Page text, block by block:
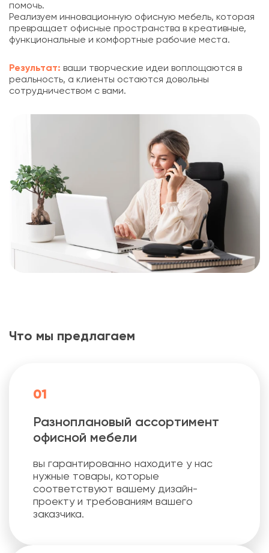
помочь.
Реализуем инновационную офисную мебель, которая
превращает офисные пространства в креативные,
функциональные и комфортные рабочие места.
Результат: ваши творческие идеи воплощаются в
реальность, а клиенты остаются довольны
сотрудничеством с вами.
Что мы предлагаем
01
Разноплановый ассортимент
офисной мебели
вы гарантированно находите у нас
нужные товары, которые
соответствуют вашему дизайн-
проекту и требованиям вашего
заказчика.